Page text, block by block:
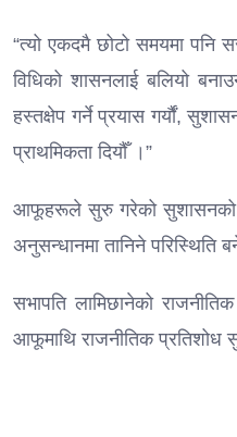
“त्यो एकदमै छोटो समयमा पनि
विधिको शासनलाई बलियो
हस्तक्षेप गर्ने प्रयास गर्यौं,
प्राथमिकता दियौँ ।”
आफूहरूले सुरु गरेको सुशासनको
अनुसन्धानमा तानिने परिस्थिति
सभापति लामिछानेको
आफूमाथि राजनीतिक